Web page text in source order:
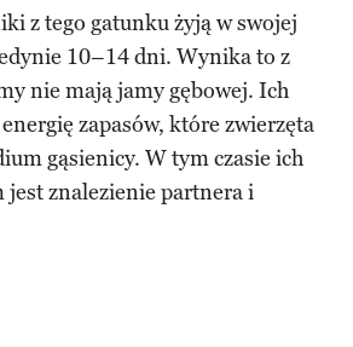
z tego gatunku żyją w swojej
10–14 dni. Wynika to z
nie mają jamy gębowej. Ich
zapasów, które zwierzęta
gąsienicy. W tym czasie ich
jest znalezienie partnera i